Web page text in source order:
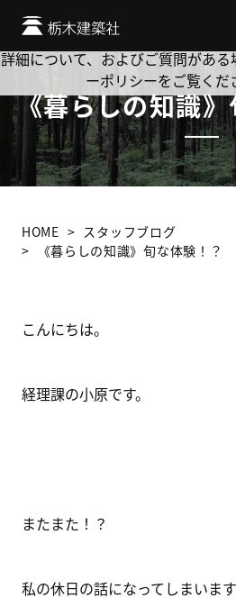
《暮らしの知識
HOME
スタッフブログ
《暮らしの知識》旬な体験！？
こんにちは。
経理課の小原です。
またまた！？
私の休日の話になってしまいま
Cookie を使用して、お客様の活動
か? 当社ではお客様のプライバシー
詳細について、およびご質問があ
ーポリシーをご覧くだ